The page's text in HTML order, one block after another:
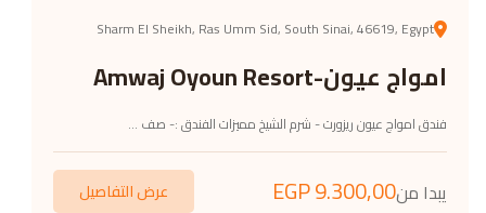
Sharm El Sheikh, Ras Umm Sid, South Sinai, 46619, Egypt
امواج عيون-Amwaj Oyoun Resort
فندق امواج عيون ريزورت - شرم الشيخ مميزات الفندق :- صف ...
يبدا من9.300,00
EGP عرض التفاصيل